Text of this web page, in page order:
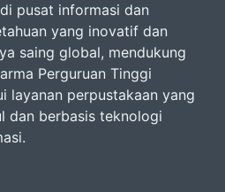
pusat informasi dan
yang inovatif dan
saing global, mendukung
Perguruan Tinggi
layanan perpustakaan yang
dan berbasis teknologi